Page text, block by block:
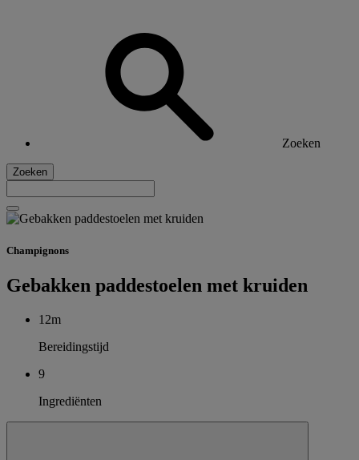
Zoeken
Zoeken
Champignons
Gebakken paddestoelen met kruiden
12m
Bereidingstijd
9
Ingrediënten